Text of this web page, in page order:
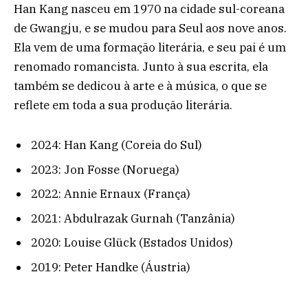
Han Kang nasceu em 1970 na cidade sul-coreana
de Gwangju, e se mudou para Seul aos nove anos.
Ela vem de uma formação literária, e seu pai é um
renomado romancista. Junto à sua escrita, ela
também se dedicou à arte e à música, o que se
reflete em toda a sua produção literária.
2024: Han Kang (Coreia do Sul)
2023: Jon Fosse (Noruega)
2022: Annie Ernaux (França)
2021: Abdulrazak Gurnah (Tanzânia)
2020: Louise Glück (Estados Unidos)
2019: Peter Handke (Áustria)